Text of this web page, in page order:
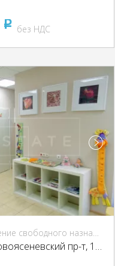
pуббез НДС
Инвестиции в помещение свободного назначения (ПСН)
ЮЗАО, г Москва, Новоясеневский пр-т, 13, кор. 2